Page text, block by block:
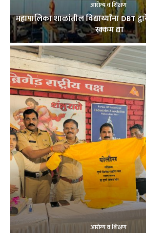
आरोग्य व शिक्षण
महापालिका शाळांतील विद्यार्थ्यांना DBT
रक्कम द्या
आरोग्य व शिक्षण